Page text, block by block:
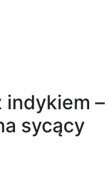
indykiem –
sycący